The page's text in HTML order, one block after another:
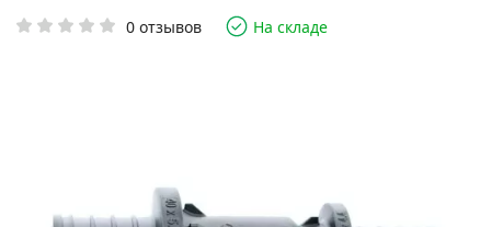
0 отзывов На складе